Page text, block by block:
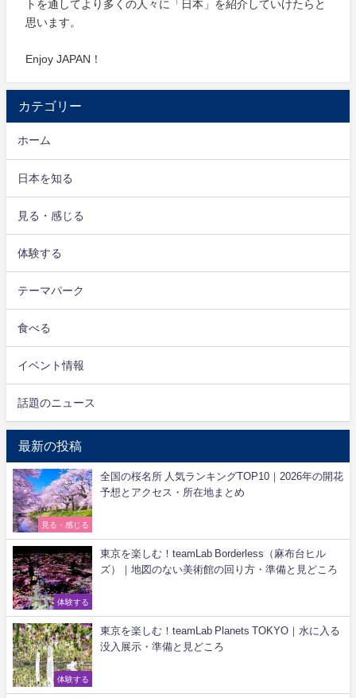
トを通してより多くの人々に「日本」を紹介していけたらと
思います。
Enjoy JAPAN！
カテゴリー
ホーム
日本を知る
見る・感じる
体験する
テーマパーク
食べる
イベント情報
話題のニュース
最新の投稿
見る・感じる
全国の桜名所 人気ランキングTOP10｜2026年の開花
予想とアクセス・所在地まとめ
体験する
東京を楽しむ！teamLab Borderless（麻布台ヒル
ズ）｜地図のない美術館の回り方・準備と見どころ
体験する
東京を楽しむ！teamLab Planets TOKYO｜水に入る
没入展示・準備と見どころ